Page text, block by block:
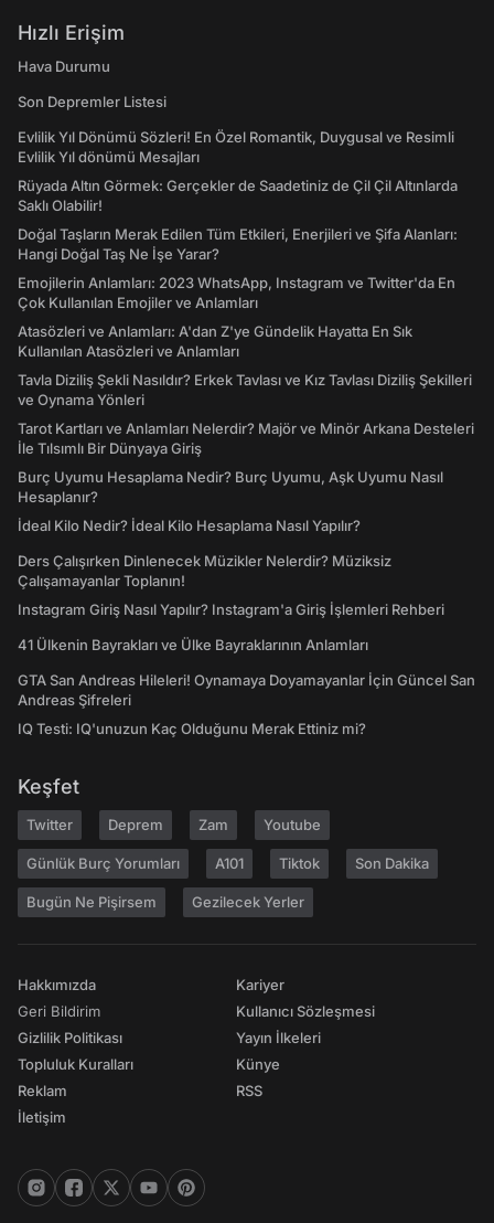
Hızlı Erişim
Hava Durumu
Son Depremler Listesi
Evlilik Yıl Dönümü Sözleri! En Özel Romantik, Duygusal ve Resimli
Evlilik Yıl dönümü Mesajları
Rüyada Altın Görmek: Gerçekler de Saadetiniz de Çil Çil Altınlarda
Saklı Olabilir!
Doğal Taşların Merak Edilen Tüm Etkileri, Enerjileri ve Şifa Alanları:
Hangi Doğal Taş Ne İşe Yarar?
Emojilerin Anlamları: 2023 WhatsApp, Instagram ve Twitter'da En
Çok Kullanılan Emojiler ve Anlamları
Atasözleri ve Anlamları: A'dan Z'ye Gündelik Hayatta En Sık
Kullanılan Atasözleri ve Anlamları
Tavla Diziliş Şekli Nasıldır? Erkek Tavlası ve Kız Tavlası Diziliş Şekilleri
ve Oynama Yönleri
Tarot Kartları ve Anlamları Nelerdir? Majör ve Minör Arkana Desteleri
İle Tılsımlı Bir Dünyaya Giriş
Burç Uyumu Hesaplama Nedir? Burç Uyumu, Aşk Uyumu Nasıl
Hesaplanır?
İdeal Kilo Nedir? İdeal Kilo Hesaplama Nasıl Yapılır?
Ders Çalışırken Dinlenecek Müzikler Nelerdir? Müziksiz
Çalışamayanlar Toplanın!
Instagram Giriş Nasıl Yapılır? Instagram'a Giriş İşlemleri Rehberi
41 Ülkenin Bayrakları ve Ülke Bayraklarının Anlamları
GTA San Andreas Hileleri! Oynamaya Doyamayanlar İçin Güncel San
Andreas Şifreleri
IQ Testi: IQ'unuzun Kaç Olduğunu Merak Ettiniz mi?
Keşfet
Twitter Deprem Zam Youtube
Günlük Burç Yorumları A101 Tiktok Son Dakika
Bugün Ne Pişirsem Gezilecek Yerler
Hakkımızda
Geri Bildirim
Gizlilik Politikası
Topluluk Kuralları
Reklam
İletişim
Kariyer
Kullanıcı Sözleşmesi
Yayın İlkeleri
Künye
RSS